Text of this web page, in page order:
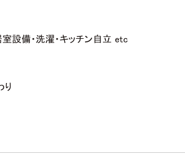
設備・洗濯・キッチン自立 etc
り